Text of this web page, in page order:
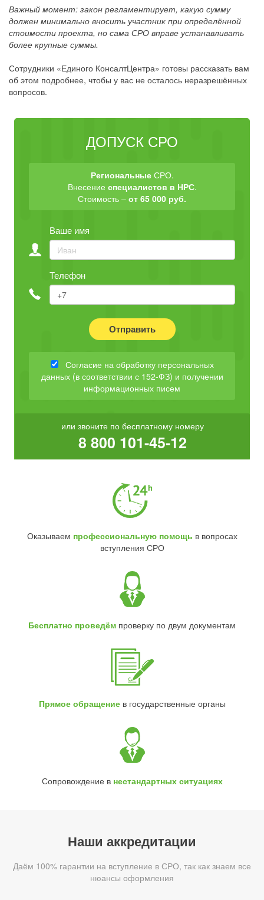
Важный момент: закон регламентирует, какую сумму
должен минимально вносить участник при определённой
стоимости проекта, но сама СРО вправе устанавливать
более крупные суммы.
Сотрудники «Единого КонсалтЦентра» готовы рассказать вам
об этом подробнее, чтобы у вас не осталось неразрешённых
вопросов.
ДОПУСК СРО
РегиональныеСРО.
Внесение специалистов в НРС.
Стоимость – от 65 000 руб.
Ваше имя
Телефон
Отправить
Согласие на обработку персональных
данных (в соответствии с 152-ФЗ) и получении
информационных писем
или звоните по бесплатному номеру
8 800 101-45-12
Оказываем профессиональную помощь в вопросах
вступления СРО
Бесплатно проведём проверку по двум документам
Прямое обращениев государственные органы
Сопровождение в нестандартных ситуациях
Наши аккредитации
Даём 100% гарантии на вступление в СРО, так как знаем все
нюансы оформления